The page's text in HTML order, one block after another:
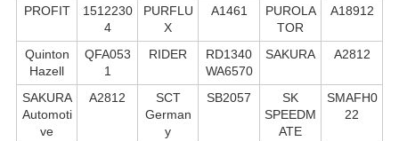
PROFIT
1512230
4
PURFLU
X
A1461
PUROLA
TOR
A18912
Quinton
Hazell
QFA053
1
RIDER
RD1340
WA6570
SAKURA A2812
SAKURA
Automoti
ve
A2812
SCT
German
y
SB2057
SK
SPEEDM
ATE
SMAFH0
22